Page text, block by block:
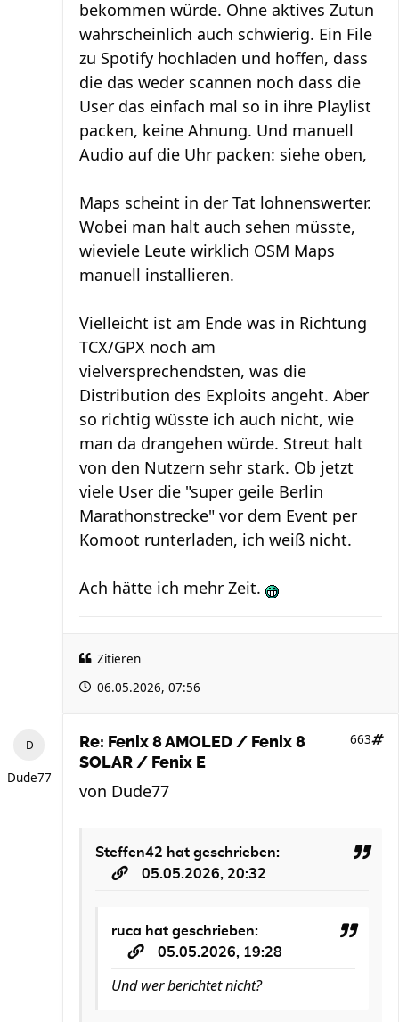
bekommen würde. Ohne aktives Zutun
wahrscheinlich auch schwierig. Ein File
zu Spotify hochladen und hoffen, dass
die das weder scannen noch dass die
User das einfach mal so in ihre Playlist
packen, keine Ahnung. Und manuell
Audio auf die Uhr packen: siehe oben,
Maps scheint in der Tat lohnenswerter.
Wobei man halt auch sehen müsste,
wieviele Leute wirklich OSM Maps
manuell installieren.
Vielleicht ist am Ende was in Richtung
TCX/GPX noch am
vielversprechendsten, was die
Distribution des Exploits angeht. Aber
so richtig wüsste ich auch nicht, wie
man da drangehen würde. Streut halt
von den Nutzern sehr stark. Ob jetzt
viele User die "super geile Berlin
Marathonstrecke" vor dem Event per
Komoot runterladen, ich weiß nicht.
Ach hätte ich mehr Zeit.
Zitieren
06.05.2026, 07:56
Dude77
Re: Fenix 8 AMOLED / Fenix 8
SOLAR / Fenix E
663
von Dude77
Steffen42 hat geschrieben:
05.05.2026, 20:32
ruca hat geschrieben:
05.05.2026, 19:28
Und wer berichtet nicht?